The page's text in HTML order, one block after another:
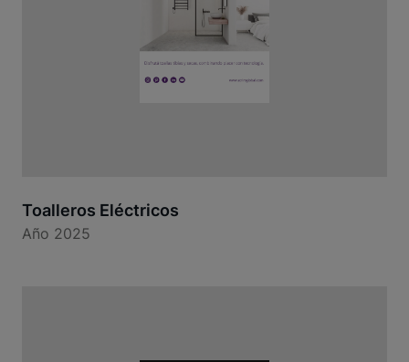
Toalleros Eléctricos
Año 2025